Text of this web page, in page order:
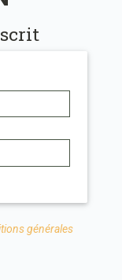
générales